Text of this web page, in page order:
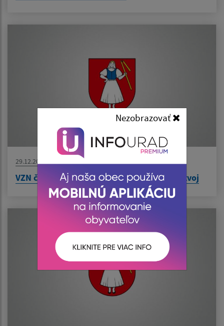
Nezobrazovať
29.12.2022
VZN č. 06/2022 o miestnom poplatku za rozvoj